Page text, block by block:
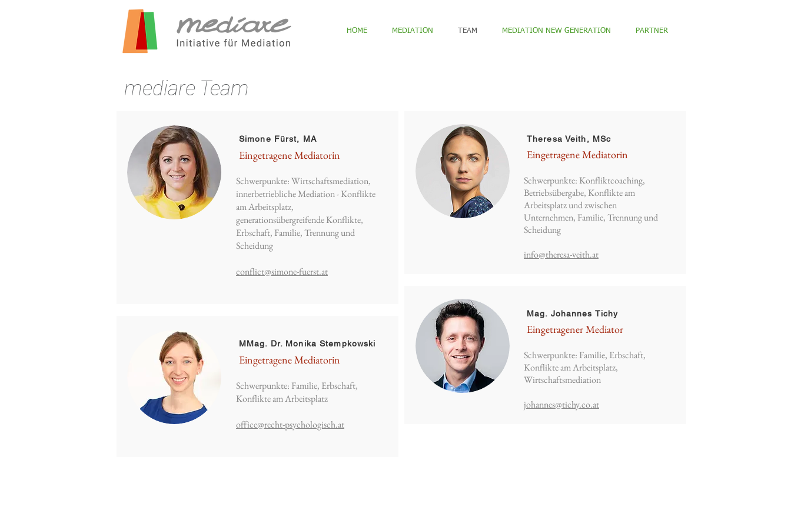
HOME MEDIATION TEAM MEDIATION NEW GENERATION PARTNER
mediare Team
Simone Fürst, MA
Eingetragene Mediatorin
Schwerpunkte: Wirtschaftsmediation,
innerbetriebliche Mediation - Konflikte
am Arbeitsplatz,
generationsübergreifende Konflikte,
Erbschaft, Familie, Trennung und
Scheidung
conflict@simone-fuerst.at
MMag. Dr. Monika Stempkowski
Eingetragene Mediatorin
Schwerpunkte: Familie, Erbschaft,
Konflikte am Arbeitsplatz
office@recht-psychologisch.at
Theresa Veith, MSc
Eingetragene Mediatorin
Schwerpunkte: Konfliktcoaching,
Betriebsübergabe, Konflikte am
Arbeitsplatz und zwischen
Unternehmen, Familie, Trennung und
Scheidung
info@theresa-veith.at
Mag. Johannes Tichy
Eingetragener Mediator
Schwerpunkte: Familie, Erbschaft,
Konflikte am Arbeitsplatz,
Wirtschaftsmediation
johannes@tichy.co.at